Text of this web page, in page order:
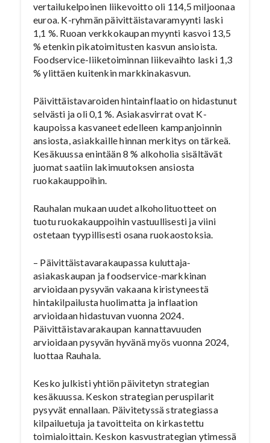
vertailukelpoinen liikevoitto oli 114,5 miljoonaa
euroa. K-ryhmän päivittäistavaramyynti laski
1,1 %. Ruoan verkkokaupan myynti kasvoi 13,5
% etenkin pikatoimitusten kasvun ansioista.
Foodservice-liiketoiminnan liikevaihto laski 1,3
% ylittäen kuitenkin markkinakasvun.
Päivittäistavaroiden hintainflaatio on hidastunut
selvästi ja oli 0,1 %. Asiakasvirrat ovat K-
kaupoissa kasvaneet edelleen kampanjoinnin
ansiosta, asiakkaille hinnan merkitys on tärkeä.
Kesäkuussa enintään 8 % alkoholia sisältävät
juomat saatiin lakimuutoksen ansiosta
ruokakauppoihin.
Rauhalan mukaan uudet alkoholituotteet on
tuotu ruokakauppoihin vastuullisesti ja viini
ostetaan tyypillisesti osana ruokaostoksia.
– Päivittäistavarakaupassa kuluttaja-
asiakaskaupan ja foodservice-markkinan
arvioidaan pysyvän vakaana kiristyneestä
hintakilpailusta huolimatta ja inflaation
arvioidaan hidastuvan vuonna 2024.
Päivittäistavarakaupan kannattavuuden
arvioidaan pysyvän hyvänä myös vuonna 2024,
luottaa Rauhala.
Kesko julkisti yhtiön päivitetyn strategian
kesäkuussa. Keskon strategian peruspilarit
pysyvät ennallaan. Päivitetyssä strategiassa
kilpailuetuja ja tavoitteita on kirkastettu
toimialoittain. Keskon kasvustrategian ytimessä